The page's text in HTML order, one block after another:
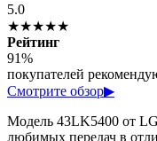
5.0
★★★★★
Рейтинг
91%
покупателей
Смотрите обзор▶
Модель 43LK5400 от
любимых передач в